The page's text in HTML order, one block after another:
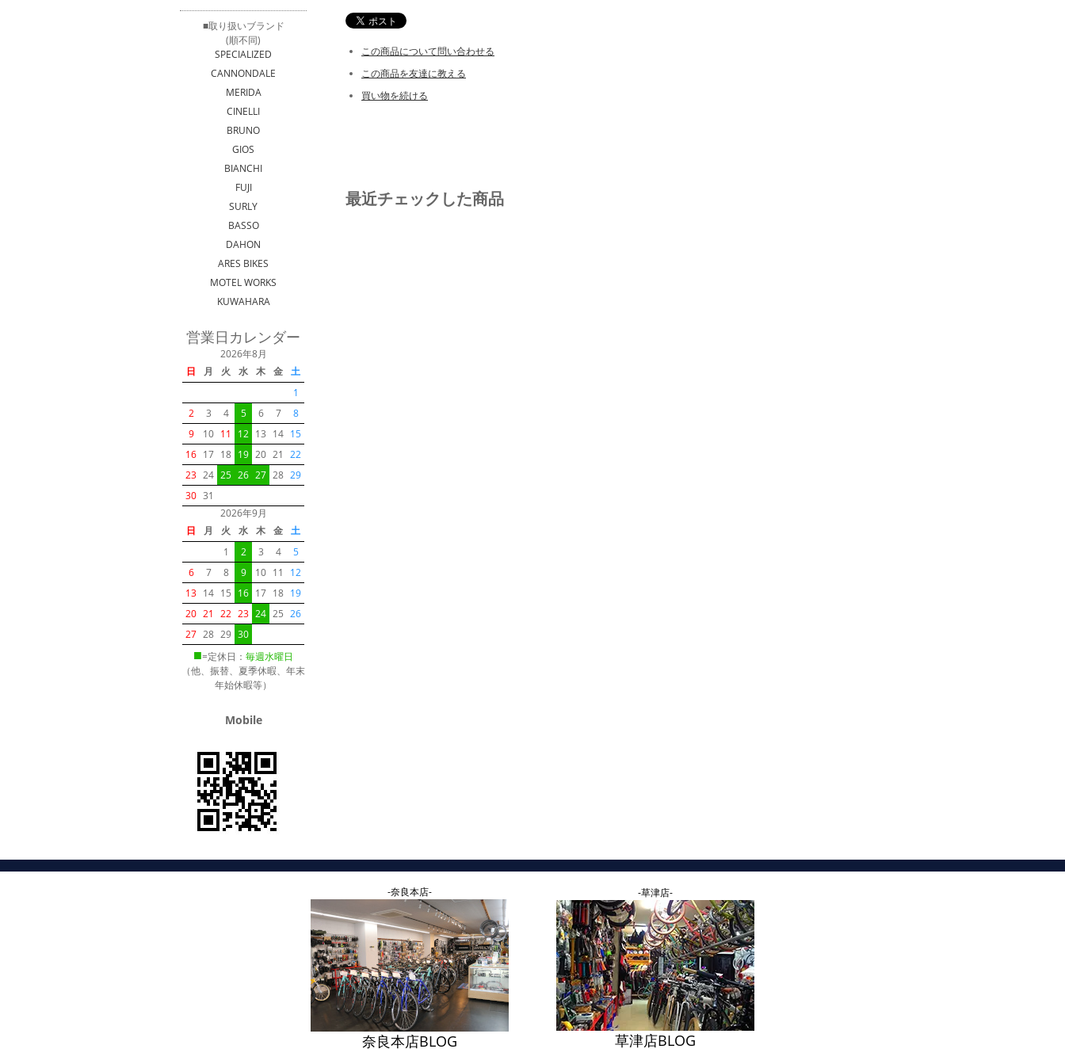
この商品について問い合わせる
この商品を友達に教える
買い物を続ける
最近チェックした商品
■取り扱いブランド
(順不同)
SPECIALIZED
CANNONDALE
MERIDA
CINELLI
BRUNO
GIOS
BIANCHI
FUJI
SURLY
BASSO
DAHON
ARES BIKES
MOTEL WORKS
KUWAHARA
営業日カレンダー
2026年8月
日
月 火 水 木 金 土
1
2
3 4 5 6 7
8
9
10 11 12 13 14 15
16 17 18 19 20 21 22
23 24 25 26 27 28 29
30 31
2026年9月
日
月 火 水 木 金 土
1
2 3 4
5
6
7 8 9 10 11
12
13 14 15 16 17 18 19
20 21 22 23 24 25 26
27 28 29 30
■=定休日： 毎週水曜日
（他、振替、夏季休暇、年末
年始休暇等）
Mobile
-奈良本店-
奈良本店BLOG
-草津店-
草津店BLOG